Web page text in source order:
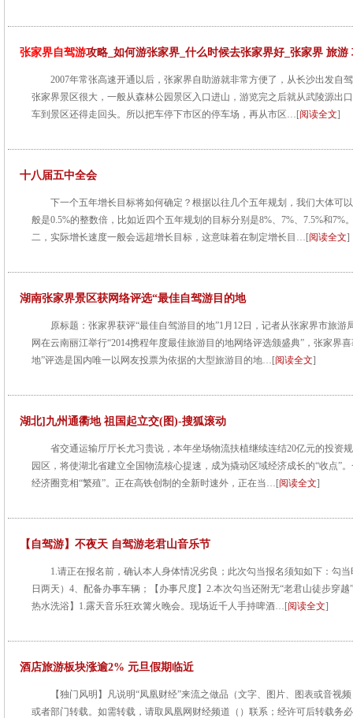
张家界自驾游攻略_如何游张家界_什么时候去张家界好_张家界 旅游
2007年常张高速开通以后，张家界自助游就非常方便了，从长沙出发自
张家界景区很大，一般从森林公园景区入口进山，游览完之后就从武陵源出
车到景区还得走回头。所以把车停下市区的停车场，再从市区…[阅读全文]
十八届五中全会
下一个五年增长目标将如何确定？根据以往几个五年规划，我们大体可
般是0.5%的整数倍，比如近四个五年规划的目标分别是8%、7%、7.5%和7%
二，实际增长速度一般会远超增长目标，这意味着在制定增长目…[阅读全文]
湖南张家界景区获网络评选“最佳自驾游目的地
原标题：张家界获评“最佳自驾游目的地”1月12日，记者从张家界市旅
网在云南丽江举行“2014携程年度最佳旅游目的地网络评选颁盛典”，张家界
地”评选是国内唯一以网友投票为依据的大型旅游目的地…[阅读全文]
湖北]九州通衢地 祖国起立交(图)-搜狐滚动
省交通运输厅厅长尤习贵说，本年坐场物流扶植继续连结20亿元的投资
园区，将使湖北省建立全国物流核心提速，成为撬动区域经济成长的“收点”
经济圈竞相“繁殖”。正在高铁创制的全新时速外，正在当…[阅读全文]
【自驾游】不夜天 自驾游老君山音乐节
1.请正在报名前，确认本人身体情况劣良；此次勾当报名须知如下：勾
日两天）4、配备办事车辆；【办事尺度】2.本次勾当还附无“老君山徒步穿
热水洗浴】1.露天音乐狂欢篝火晚会。现场近千人手持啤酒…[阅读全文]
酒店旅游板块涨逾2% 元旦假期临近
【独门风明】凡说明“凤凰财经”来流之做品（文字、图片、图表或音视
或者部门转载。如需转载，请取凤凰网财经频道（）联系；经许可后转载务